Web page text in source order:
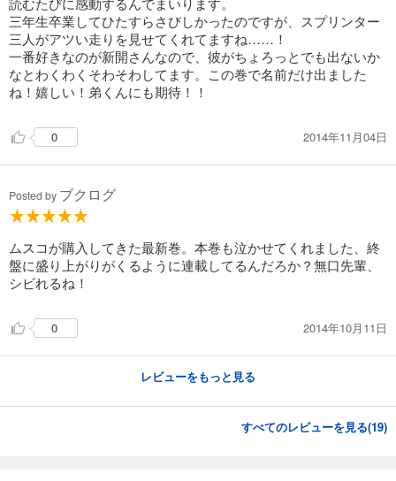
649円 (税込)
カート
試し読み
あらすじを表示する
弱虫ペダル 55
649円 (税込)
試し読み
弱虫ペダル 56
カート
三年生卒業してひたすらさびしかったのですが、スプリンター
三人がアツい走りを見せてくれてますね……！
一番好きなのが新開さんなので、彼がちょろっとでも出ないか
なとわくわくそわそわしてます。この巻で名前だけ出ました
ね！嬉しい！弟くんにも期待！！
0 2014年11月04日
Posted by ブクログ
ムスコが購入してきた最新巻。本巻も泣かせてくれました、終
盤に盛り上がりがくるように連載してるんだろか？無口先輩、
シビれるね！
0 2014年10月11日
レビューをもっと見る
すべてのレビューを見る(19)